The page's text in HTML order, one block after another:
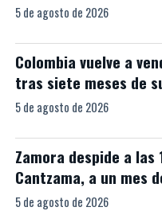
5 de agosto de 2026
Colombia vuelve a
tras siete meses de
5 de agosto de 2026
Zamora despide a
Cantzama, a un mes
5 de agosto de 2026